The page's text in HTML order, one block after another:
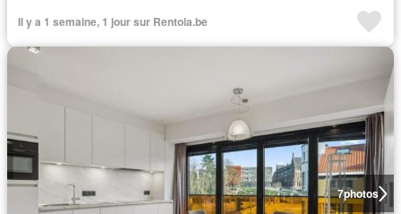
Il y a 1 semaine, 1 jour sur Rentola.be
7photos